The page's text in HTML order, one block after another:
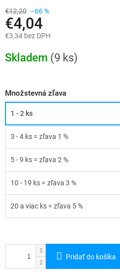
€12,20 –66 %
€4,04
€3,34 bez DPH
cena:
Skladem (9 ks)
Množstevná zľava
1 - 2 ks
3 - 4 ks = zľava 1 %
5 - 9 ks = zľava 2 %
10 - 19 ks = zľava 3 %
20 a viac ks = zľava 5 %
Pridať do košíka